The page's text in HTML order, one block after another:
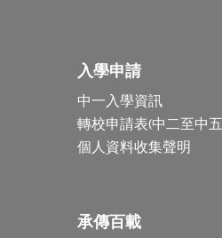
入學申請
中一入學資訊
轉校申請表(中二至中
個人資料收集聲明
承傳百載